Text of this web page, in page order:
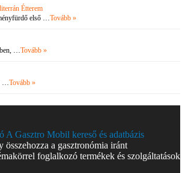
Étterem
első …Tovább »
…Tovább »
…Tovább »
A Gasztro Mobil kereső és adatbázis
összehozza a gasztronómia iránt
foglalkozó termékek és szolgáltatások